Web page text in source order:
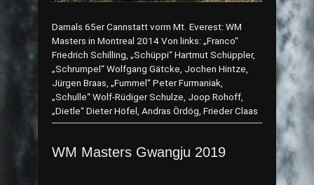
Damals 65er Cannstatt vorm Mt. Everest: WM
Masters in Montreal 2014 Von links: „Franco“
Friedrich Schilling, „Schüppi“ Hartmut Schüppler,
„Schrumpel“ Wolfgang Gätcke, Jochen Hintze,
Jürgen Braas, „Fummel“ Peter Furmaniak,
„Schulle“ Wolf-Rüdiger Schulze, Joop Rohoff,
„Dietle“ Dieter Höfel, Andras Ördög, Frieder Claas
WM Masters Gwangju 2019